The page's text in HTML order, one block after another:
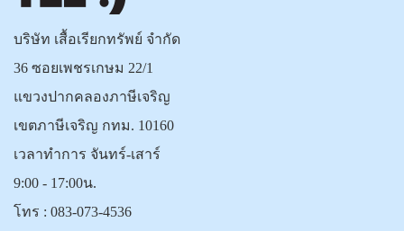
บริษัท เสื้อเรียกทรัพย์ จำกัด
36 ซอยเพชรเกษม 22/1
แขวงปากคลองภาษีเจริญ
เขตภาษีเจริญ กทม. 10160
เวลาทำการ จันทร์-เสาร์
9:00 - 17:00น.
โทร : 083-073-4536